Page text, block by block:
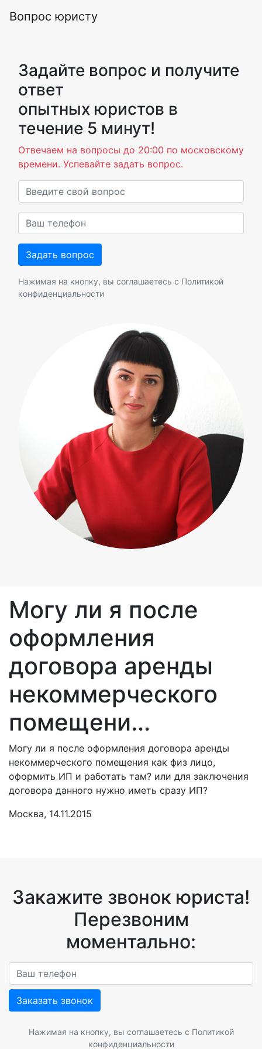
Вопрос юристу
Задайте вопрос и получите
ответ
опытных юристов в
течение 5 минут!
Отвечаем на вопросы до 20:00 по московскому
времени. Успевайте задать вопрос.
Нажимая на кнопку, вы соглашаетесь с Политикой
конфиденциальности
Могу ли я после
оформления
договора аренды
некоммерческого
помещени...
Могу ли я после оформления договора аренды
некоммерческого помещения как физ лицо,
оформить ИП и работать там? или для заключения
договора данного нужно иметь сразу ИП?
Москва, 14.11.2015
Закажите звонок юриста!
Перезвоним
моментально:
Заказать звонок
Нажимая на кнопку, вы соглашаетесь с Политикой
конфиденциальности